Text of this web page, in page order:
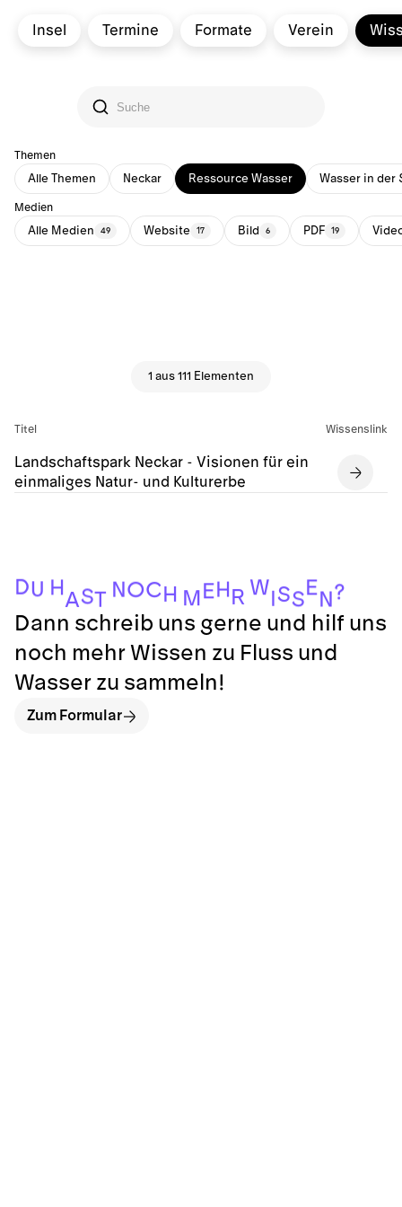
Insel Termine Formate Verein
Themen
Alle Themen Neckar Ressource Wasser Wasser in der
Medien
Alle Medien 49 Website 17 Bild 6 PDF 19
1 aus 111 Elementen
Titel Wissenslink
Landschaftspark Neckar - Visionen für ein
einmaliges Natur- und Kulturerbe
DU H
AST N OC H M E H R W SS E
N?
Dann schreib uns gerne und hilf uns
noch mehr Wissen zu Fluss und
Wasser zu sammeln!
Zum Formular